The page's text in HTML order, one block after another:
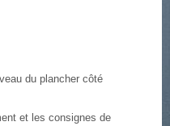
du plancher côté
et les consignes de